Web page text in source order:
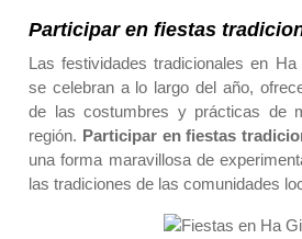
Participar en fiestas
Las festividades tradicionales en
se celebran a lo largo del año,
de las costumbres y prácticas de
región. Participar en fiestas
una forma maravillosa de
las tradiciones de las comunidades